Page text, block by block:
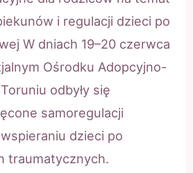
i regulacji dzieci po
W dniach 19–20 czerwca
Ośrodku Adopcyjno-
odbyły się
samoregulacji
dzieci po
traumatycznych.